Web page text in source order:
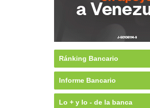
Ránking Bancario
Informe Bancario
Lo + y lo - de la banca